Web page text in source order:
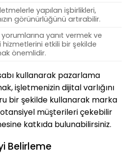
yapılan işbirlikleri,
görünürlüğünü artırabilir.
yanıt vermek ve
etkili bir şekilde
önemlidir.
kullanarak pazarlama
işletmenizin dijital varlığını
bir şekilde kullanarak marka
müşterileri çekebilir
katkıda bulunabilirsiniz.
Belirleme